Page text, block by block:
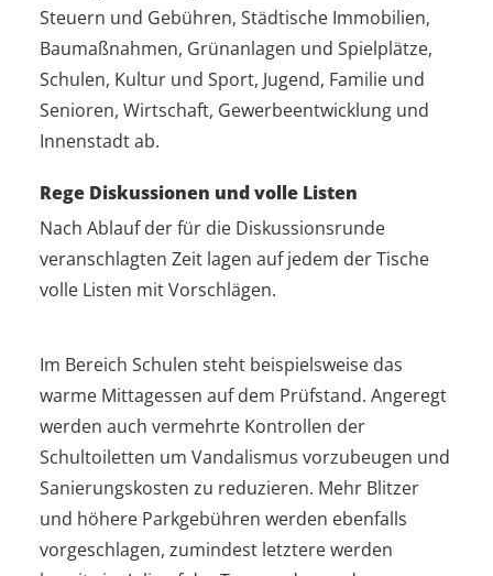
Steuern und Gebühren, Städtische Immobilien,
Baumaßnahmen, Grünanlagen und Spielplätze,
Schulen, Kultur und Sport, Jugend, Familie und
Senioren, Wirtschaft, Gewerbeentwicklung und
Innenstadt ab.
Rege Diskussionen und volle Listen
Nach Ablauf der für die Diskussionsrunde
veranschlagten Zeit lagen auf jedem der Tische
volle Listen mit Vorschlägen.
Im Bereich Schulen steht beispielsweise das
warme Mittagessen auf dem Prüfstand. Angeregt
werden auch vermehrte Kontrollen der
Schultoiletten um Vandalismus vorzubeugen und
Sanierungskosten zu reduzieren. Mehr Blitzer
und höhere Parkgebühren werden ebenfalls
vorgeschlagen, zumindest letztere werden